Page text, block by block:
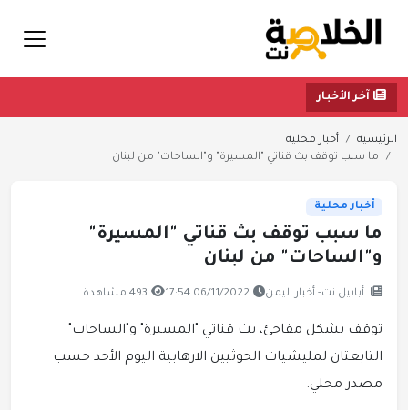
آخر الأخبار
الرئيسية
أخبار محلية
ما سبب توقف بث قناتي "المسيرة" و"الساحات" من لبنان
أخبار محلية
ما سبب توقف بث قناتي "المسيرة"
و"الساحات" من لبنان
أبابيل نت- أخبار اليمن 06/11/2022 17:54 493 مشاهدة
توقف بشكل مفاجئ، بث قناتي "المسيرة" و"الساحات"
التابعتان لمليشيات الحوثيين الارهابية اليوم الأحد حسب
مصدر محلي.